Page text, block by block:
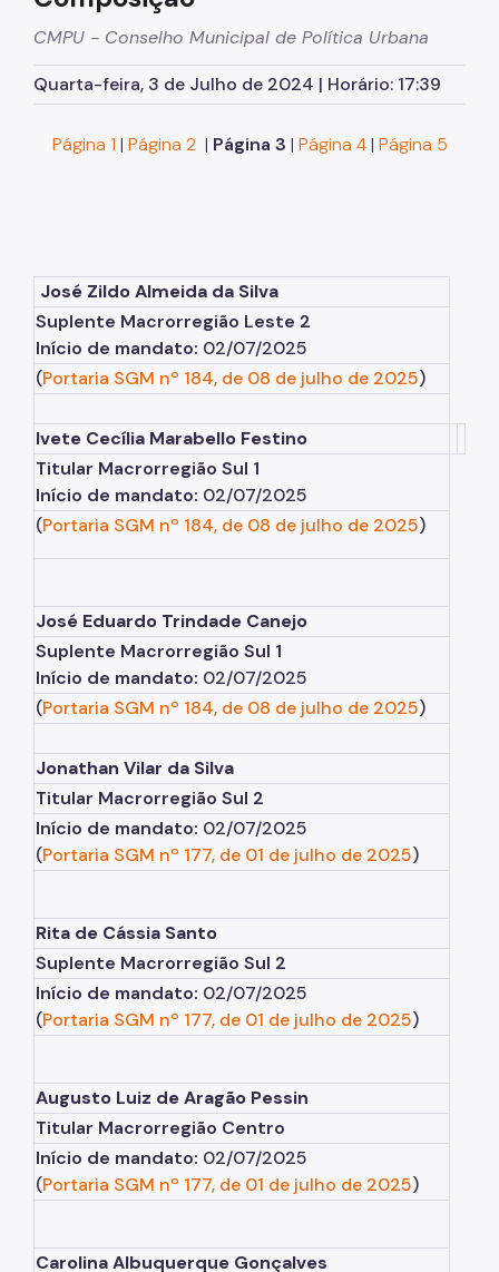
Urbanismo
Outorga Onerosa
Cidade Limpa
Projetos Urbanos
Gestão Urbana
SP Urbanismo
Aprovação de Projetos
Portal de Licenciamento
Requalifica Rápido
Controle do uso
Segurança de uso das Edificações
Elevadores
Locais de Reunião e Eventos
CEDI - Cadastro de Edificações
Ficha Técnica
Denom. de Logradouros
Relatórios de Aprovação
Notícias
Imprensa
CMPU - Conselho Municipal de Política Urbana
Quarta-feira, 3 de Julho de 2024 | Horário: 17:39
Página 1 | Página 2| Página 3 | Página 4| Página 5
José Zildo Almeida da Silva
Suplente Macrorregião Leste 2
Início de mandato: 02/07/2025
(Portaria SGM nº 184, de 08 de julho de 2025)
Ivete Cecília Marabello Festino
Titular Macrorregião Sul 1
Início de mandato: 02/07/2025
(Portaria SGM nº 184, de 08 de julho de 2025)
José Eduardo Trindade Canejo
Suplente Macrorregião Sul 1
Início de mandato: 02/07/2025
(Portaria SGM nº 184, de 08 de julho de 2025)
Jonathan Vilar da Silva
Titular Macrorregião Sul 2
Início de mandato: 02/07/2025
(Portaria SGM nº 177, de 01 de julho de 2025)
Rita de Cássia Santo
Suplente Macrorregião Sul 2
Início de mandato: 02/07/2025
(Portaria SGM nº 177, de 01 de julho de 2025)
Augusto Luiz de Aragão Pessin
Titular Macrorregião Centro
Início de mandato: 02/07/2025
(Portaria SGM nº 177, de 01 de julho de 2025)
Carolina Albuquerque Gonçalves